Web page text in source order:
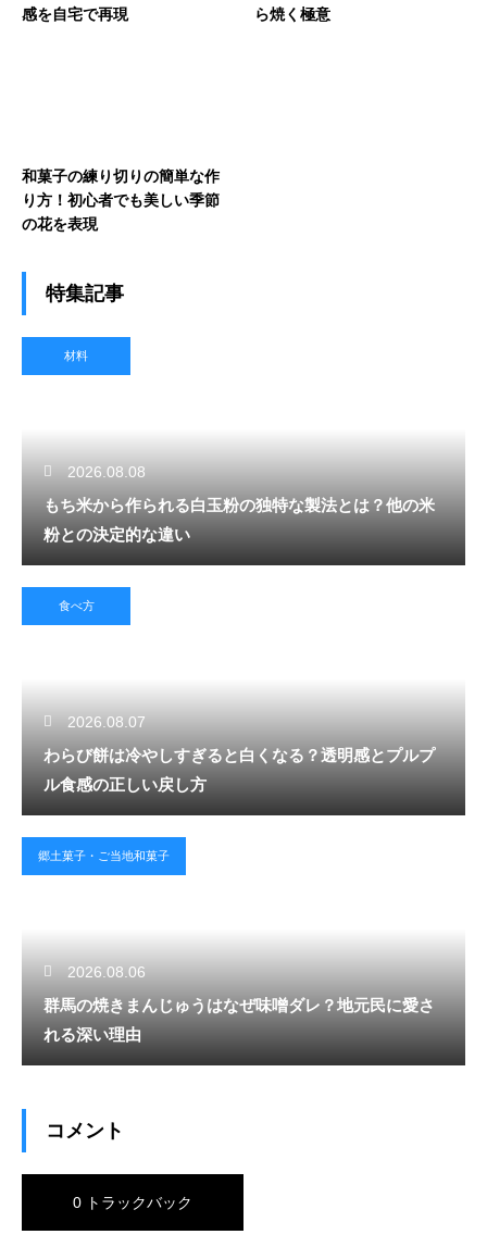
感を自宅で再現
ら焼く極意
和菓子の練り切りの簡単な作
り方！初心者でも美しい季節
の花を表現
特集記事
材料
2026.08.08
もち米から作られる白玉粉の独特な製法とは？他の米
粉との決定的な違い
食べ方
2026.08.07
わらび餅は冷やしすぎると白くなる？透明感とプルプ
ル食感の正しい戻し方
郷土菓子・ご当地和菓子
2026.08.06
群馬の焼きまんじゅうはなぜ味噌ダレ？地元民に愛さ
れる深い理由
コメント
0 トラックバック